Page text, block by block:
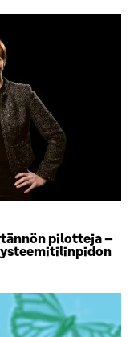
pilotteja –